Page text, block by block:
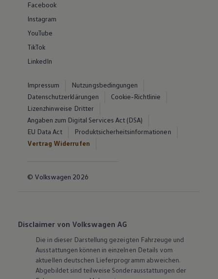
Facebook
Instagram
YouTube
TikTok
LinkedIn
Impressum
Nutzungsbedingungen
Datenschutzerklärungen
Cookie-Richtlinie
Lizenzhinweise Dritter
Angaben zum Digital Services Act (DSA)
EU Data Act
Produktsicherheitsinformationen
Vertrag Widerrufen
© Volkswagen 2026
Disclaimer von Volkswagen AG
Die in dieser Darstellung gezeigten Fahrzeuge und
Ausstattungen können in einzelnen Details vom
aktuellen deutschen Lieferprogramm abweichen.
Abgebildet sind teilweise Sonderausstattungen der